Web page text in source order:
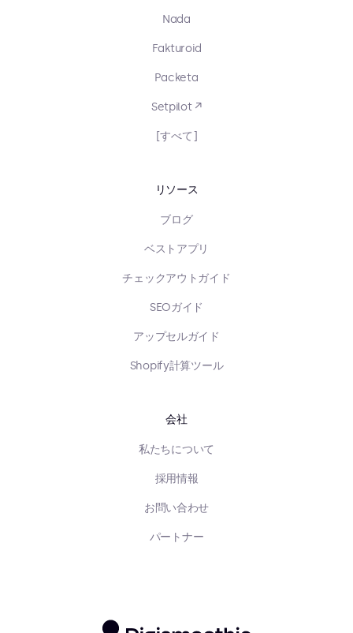
Nada
Fakturoid
Packeta
Setpilot ↗
[すべて]
リソース
ブログ
ベストアプリ
チェックアウトガイド
SEOガイド
アップセルガイド
Shopify計算ツール
会社
私たちについて
採用情報
お問い合わせ
パートナー